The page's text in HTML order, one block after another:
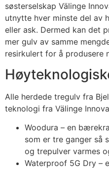
søsterselskap Välinge
utnytte hver minste del av
eller ask. Dermed kan det
mer gulv av samme
resirkulert for å produsere
Alle herdede tregulv fra
teknologi fra Välinge
Woodura – en
som er tre ganger så
og trepulver varmes
Waterproof 5G Dry –